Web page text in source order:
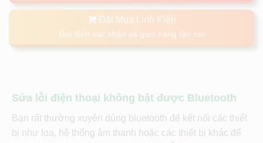
Đặt Mua Linh Kiện
Gọi điện xác nhận và giao hàng tận nơi
Sửa lỗi điện thoại không bật được Bluetooth
Bạn rất thường xuyên dùng bluetooth để kết nối các thiết
bị như loa, hệ thống âm thanh hoặc các thiết bị khác để